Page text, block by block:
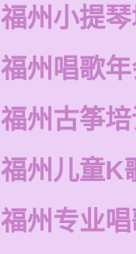
福州小提
福州唱歌
福州古筝
福州儿童K
福州专业